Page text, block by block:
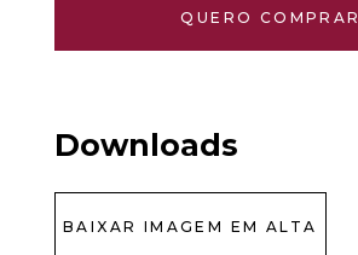
QUERO COMPRAR
Downloads
BAIXAR IMAGEM EM ALTA